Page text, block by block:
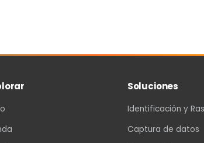
Soluciones
Identificación y
Captura de datos